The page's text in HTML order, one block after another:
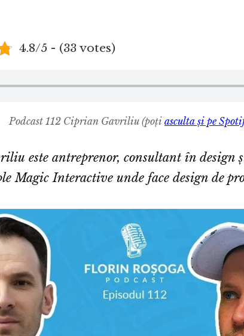
4.8/5 - (33 votes)
Podcast 112 Ciprian Gavriliu (poți asculta și pe
este antreprenor, consultant în design
Magic Interactive unde face design de